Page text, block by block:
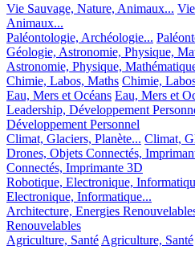
Vie Sauvage, Nature, Animaux...
Animaux...
Paléontologie, Archéologie...
Géologie, Astronomie, Physique,
Astronomie, Physique,
Chimie, Labos, Maths Chimie,
Eau, Mers et Océans Eau, Mers et
Leadership, Développement
Développement Personnel
Climat, Glaciers, Planète... Climat,
Drones, Objets Connectés,
Connectés, Imprimante 3D
Robotique, Electronique,
Electronique, Informatique...
Architecture, Energies
Renouvelables
Agriculture, Santé Agriculture, Santé